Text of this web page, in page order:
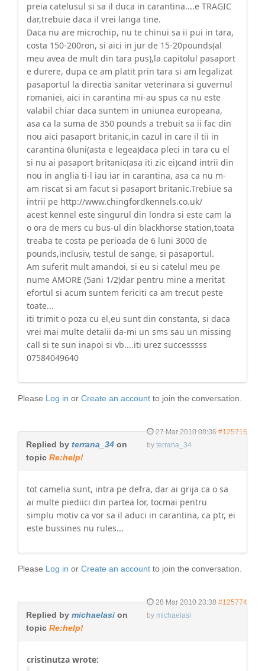
preia catelusul si sa il duca in carantina....e TRAGIC
dar,trebuie daca il vrei langa tine.
Daca nu are microchip, nu te chinui sa ii pui in tara,
costa 150-200ron, si aici in jur de 15-20pounds(al
meu avea de mult din tara pus),la capitolul pasaport
e durere, dupa ce am platit prin tara si am legalizat
pasaportul la directia sanitar veterinara si guvernul
romaniei, aici in carantina mi-au spus ca nu este
valabil chiar daca suntem in uniunea europeana,
asa ca la suma de 350 pounds a trebuit sa ii fac din
nou aici pasaport britanic,in cazul in care il tii in
carantina 6luni(asta e legea)daca pleci in tara cu el
si nu ai pasaport britanic(asa iti zic ei)cand intrii din
nou in anglia ti-l iau iar in carantina, asa ca nu m-
am riscat si am facut si pasaport britanic.Trebiue sa
intrii pe http://www.chingfordkennels.co.uk/
acest kennel este singurul din londra si este cam la
o ora de mers cu bus-ul din blackhorse station,toata
treaba te costa pe perioada de 6 luni 3000 de
pounds,inclusiv, testul de sange, si pasaportul.
Am suferit mult amandoi, si eu si catelul meu pe
nume AMORE (5ani 1/2)dar pentru mine a meritat
efortul si acum suntem fericiti ca am trecut peste
toate...
iti trimit o poza cu el,eu sunt din constanta, si daca
vrei mai multe detalii da-mi un sms sau un missing
call si te sun inapoi si vb....iti urez successsss
07584049640
Please Log in or Create an account to join the conversation.
27 Mar 2010 08:36 #125715
by terrana_34
Replied by terrana_34 on
topic Re:help!
tot camelia sunt, intra pe defra, dar ai grija ca o sa
ai multe piediici din partea lor, tocmai pentru
simplu motiv ca vor sa il aduci in carantina, ca ptr, ei
este bussines nu rules...
Please Log in or Create an account to join the conversation.
28 Mar 2010 23:38 #125774
by michaelasi
Replied by michaelasi on
topic Re:help!
cristinutza wrote: